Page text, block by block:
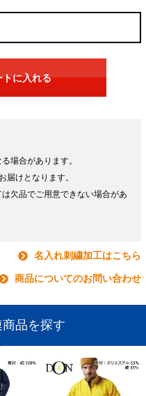
場合があります。
届けとなります。
欠品でご用意できない場合があ
名入れ刺繍加工はこちら
商品についてのお問い合わせ
品を探す